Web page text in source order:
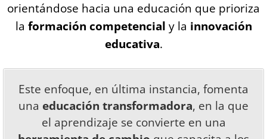
orientándose hacia una educación que prioriza
la formación competencial y la innovación
educativa.
Este enfoque, en última instancia, fomenta
una educación transformadora, en la que
el aprendizaje se convierte en una